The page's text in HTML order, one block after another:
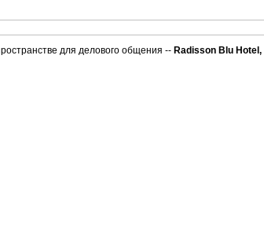
для делового общения -- Radisson Blu Hotel,